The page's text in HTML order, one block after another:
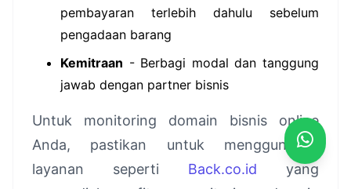
pembayaran terlebih dahulu sebelum
pengadaan barang
Kemitraan - Berbagi modal dan tanggung
jawab dengan partner bisnis
Untuk monitoring domain bisnis online
Anda, pastikan untuk menggunakan
layanan seperti Back.co.id yang